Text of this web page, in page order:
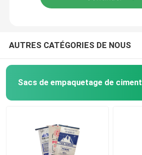
AUTRES CATÉGORIES DE NOUS
Sacs de empaquetage de ciment